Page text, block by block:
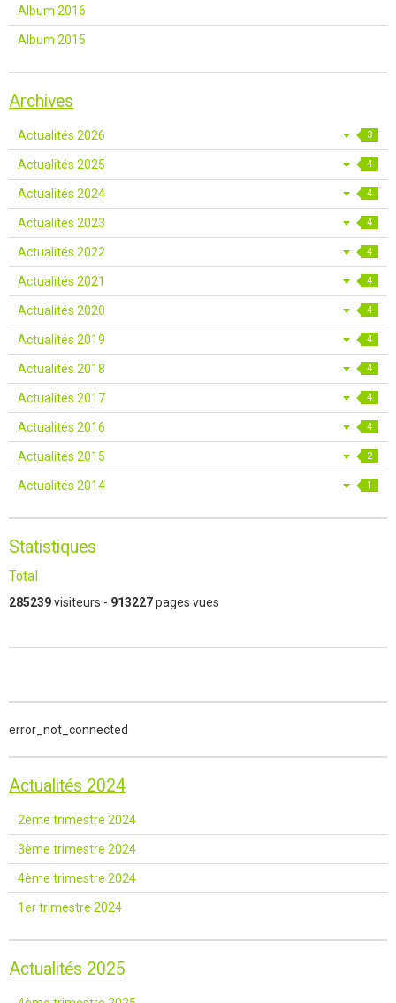
Album 2016
Album 2015
Archives
Actualités 2026 3
Actualités 2025 4
Actualités 2024 4
Actualités 2023 4
Actualités 2022 4
Actualités 2021 4
Actualités 2020 4
Actualités 2019 4
Actualités 2018 4
Actualités 2017 4
Actualités 2016 4
Actualités 2015 2
Actualités 2014 1
Statistiques
Total
285239visiteurs - 913227pages vues
error_not_connected
Actualités 2024
2ème trimestre 2024
3ème trimestre 2024
4ème trimestre 2024
1er trimestre 2024
Actualités 2025